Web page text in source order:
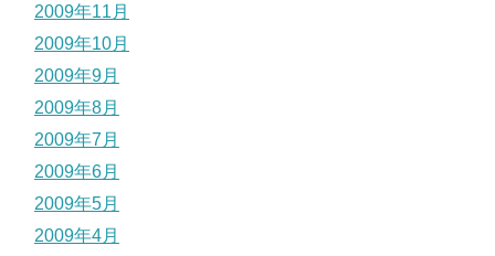
2009年11月
2009年10月
2009年9月
2009年8月
2009年7月
2009年6月
2009年5月
2009年4月